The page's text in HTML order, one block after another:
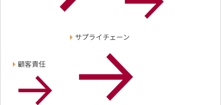
顧客責任
サプライチェーン